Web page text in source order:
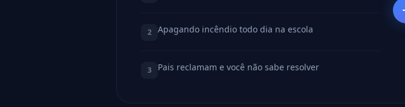
2 Apagando incêndio todo dia na escola
3 Pais reclamam e você não sabe resolver